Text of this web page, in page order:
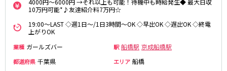
4000円～6000円 →それ以上も可能！待機中も時給発生◆ 最大日収
10万円可能*♪友達紹介料7万円☆
19:00～LAST ◇週1日～/1日3時間～OK ◇早出OK ◇遅出OK ◇終電
上がりOK
業種 ガールズバー 駅 船橋駅 京成船橋駅
都道府県 千葉県 エリア 船橋
宮前平駅
桜新町駅
東急世田谷線
三軒茶屋駅
西太子堂駅
下高井戸駅
宮の坂駅